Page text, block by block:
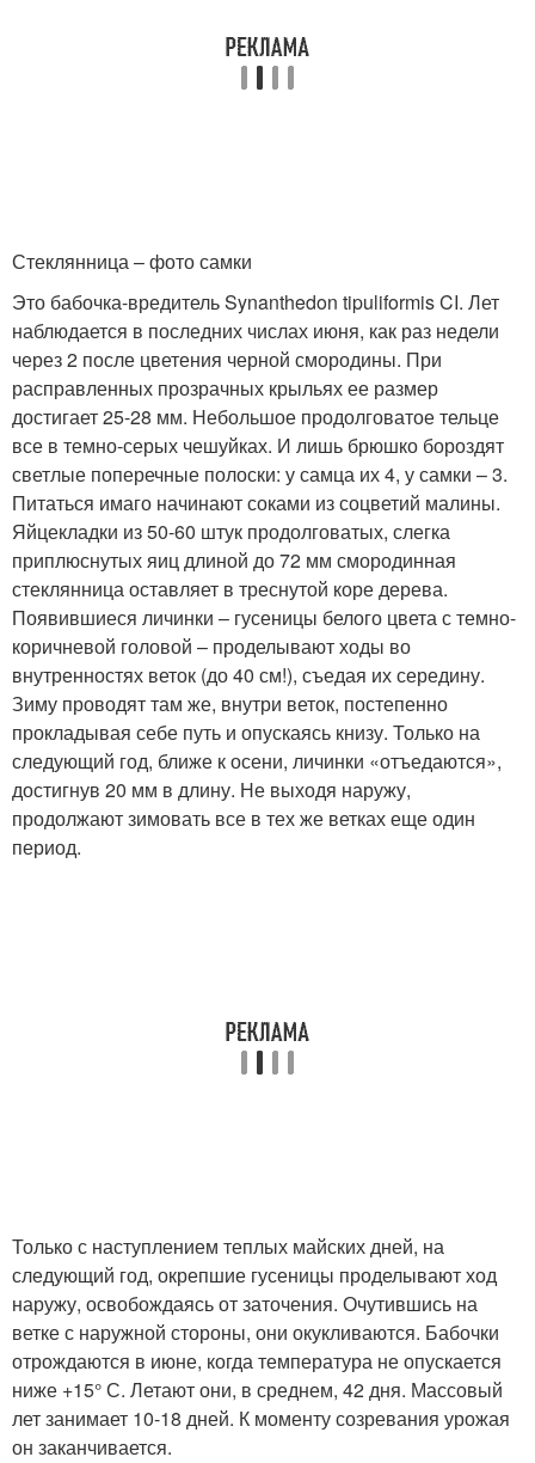
Стеклянница – фото самки
Это бабочка-вредитель Synanthedon tipuliformis CI. Лет
наблюдается в последних числах июня, как раз недели
через 2 после цветения черной смородины. При
расправленных прозрачных крыльях ее размер
достигает 25-28 мм. Небольшое продолговатое тельце
все в темно-серых чешуйках. И лишь брюшко бороздят
светлые поперечные полоски: у самца их 4, у самки – 3.
Питаться имаго начинают соками из соцветий малины.
Яйцекладки из 50-60 штук продолговатых, слегка
приплюснутых яиц длиной до 72 мм смородинная
стеклянница оставляет в треснутой коре дерева.
Появившиеся личинки – гусеницы белого цвета с темно-
коричневой головой – проделывают ходы во
внутренностях веток (до 40 см!), съедая их середину.
Зиму проводят там же, внутри веток, постепенно
прокладывая себе путь и опускаясь книзу. Только на
следующий год, ближе к осени, личинки «отъедаются»,
достигнув 20 мм в длину. Не выходя наружу,
продолжают зимовать все в тех же ветках еще один
период.
Только с наступлением теплых майских дней, на
следующий год, окрепшие гусеницы проделывают ход
наружу, освобождаясь от заточения. Очутившись на
ветке с наружной стороны, они окукливаются. Бабочки
отрождаются в июне, когда температура не опускается
ниже +15° С. Летают они, в среднем, 42 дня. Массовый
лет занимает 10-18 дней. К моменту созревания урожая
он заканчивается.